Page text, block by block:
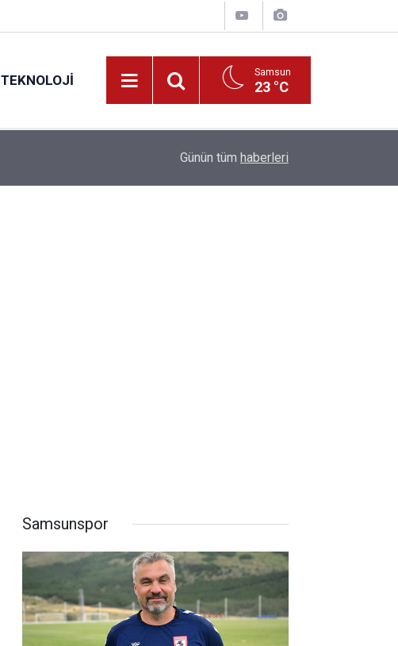
TEKNOLOJI Samsun
23 °C
Fahiş fiyatlar nedeniyle işletmelere 101 milyon
Günün tüm haberleri
Samsunspor